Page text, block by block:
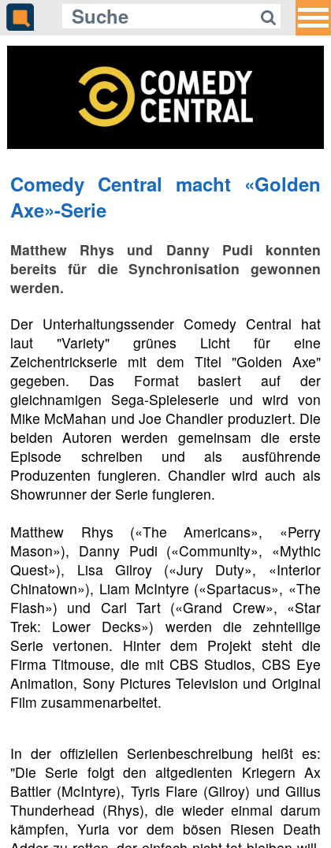
Comedy Central macht «Golden
Axe»-Serie
Matthew Rhys und Danny Pudi konnten
bereits für die Synchronisation gewonnen
werden.
Der Unterhaltungssender Comedy Central hat
laut "Variety" grünes Licht für eine
Zeichentrickserie mit dem Titel "Golden Axe"
gegeben. Das Format basiert auf der
gleichnamigen Sega-Spieleserie und wird von
Mike McMahan und Joe Chandler produziert. Die
beiden Autoren werden gemeinsam die erste
Episode schreiben und als ausführende
Produzenten fungieren. Chandler wird auch als
Showrunner der Serie fungieren.
Matthew Rhys («The Americans», «Perry
Mason»), Danny Pudi («Community», «Mythic
Quest»), Lisa Gilroy («Jury Duty», «Interior
Chinatown»), Liam McIntyre («Spartacus», «The
Flash») und Carl Tart («Grand Crew», «Star
Trek: Lower Decks») werden die zehnteilige
Serie vertonen. Hinter dem Projekt steht die
Firma Titmouse, die mit CBS Studios, CBS Eye
Animation, Sony Pictures Television und Original
Film zusammenarbeitet.
In der offiziellen Serienbeschreibung heißt es:
"Die Serie folgt den altgedienten Kriegern Ax
Battler (McIntyre), Tyris Flare (Gilroy) und Gilius
Thunderhead (Rhys), die wieder einmal darum
kämpfen, Yuria vor dem bösen Riesen Death